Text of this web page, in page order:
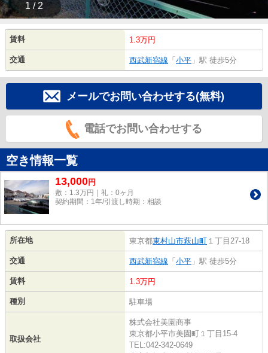
1 / 2
賃料 1.3万円
交通 西武新宿線 「 小平 」駅 徒歩5分
メールでお問い合わせする(無料)
電話でお問い合わせする
空き情報一覧
13,000円
敷：1.3万円｜礼：0ヶ月
契約期間：1年/引渡し時期：相談
所在地 東京都東村山市萩山町 １丁目27-18
交通 西武新宿線 「 小平 」駅 徒歩5分
賃料 1.3万円
種別 駐車場
取扱会社
株式会社美園商事
東京都小平市美園町１丁目15-4
TEL:042-342-0649